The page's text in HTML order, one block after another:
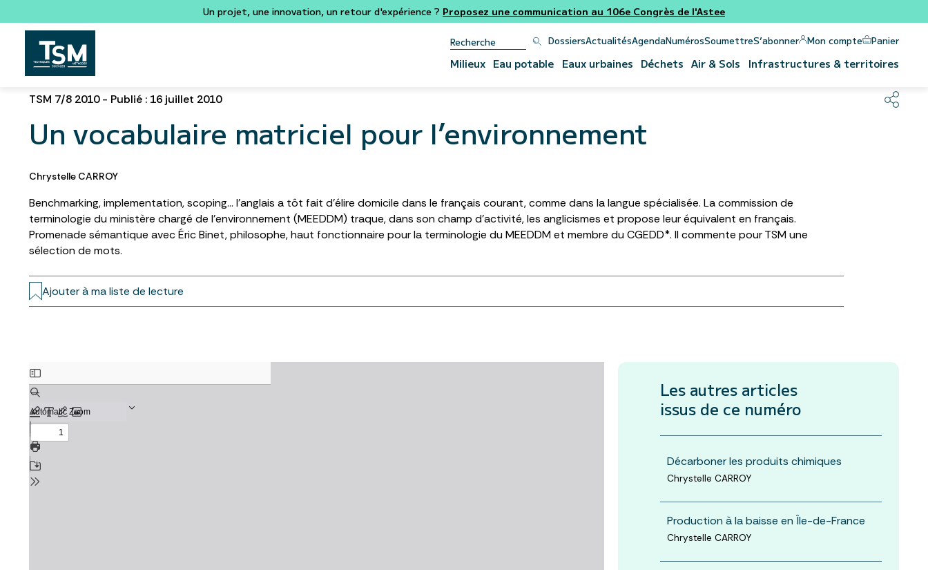
Un projet, une innovation, un retour d'expérience ? Proposez une communication au 106e Congrès de l'Astee
DossiersActualitésAgendaNumérosSoumettreS’abonner Mon compte Panier
Milieux Eau potable Eaux urbaines Déchets Air & Sols Infrastructures & territoires
TSM 7/8 2010 - Publié : 16 juillet 2010
Un vocabulaire matriciel pour l’environnement
Chrystelle CARROY
Benchmarking, implementation, scoping… l’anglais a tôt fait d’élire domicile dans le français courant, comme dans la langue spécialisée. La commission de
terminologie du ministère chargé de l’environnement (MEEDDM) traque, dans son champ d’activité, les anglicismes et propose leur équivalent en français.
Promenade sémantique avec Éric Binet, philosophe, haut fonctionnaire pour la terminologie du MEEDDM et membre du CGEDD*. Il commente pour TSM une
sélection de mots.
Ajouter à ma liste de lecture
Les autres articles
issus de ce numéro
Décarboner les produits chimiques
Chrystelle CARROY
Production à la baisse en Île-de-France
Chrystelle CARROY